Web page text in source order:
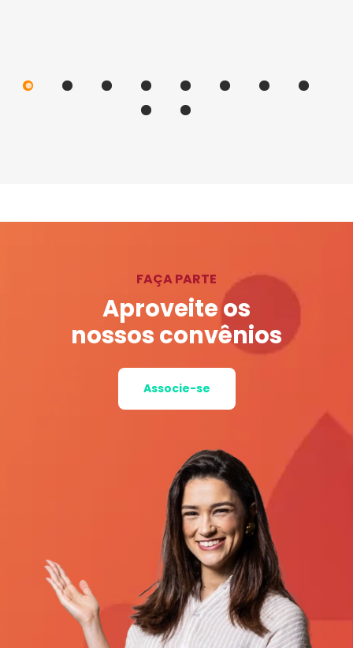
FAÇA PARTE
Aproveite os
nossos convênios
Associe-se